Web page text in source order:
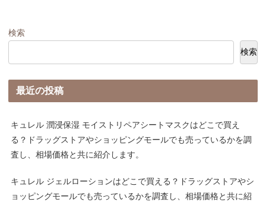
検索
検索
最近の投稿
キュレル 潤浸保湿 モイストリペアシートマスクはどこで買え
る？ドラッグストアやショッピングモールでも売っているかを調
査し、相場価格と共に紹介します。
キュレル ジェルローションはどこで買える？ドラッグストアやシ
ョッピングモールでも売っているかを調査し、相場価格と共に紹